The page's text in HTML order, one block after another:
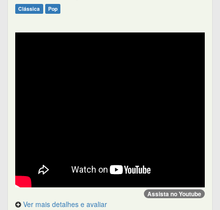
Clássica Pop
Assista no Youtube
Ver mais detalhes e avaliar